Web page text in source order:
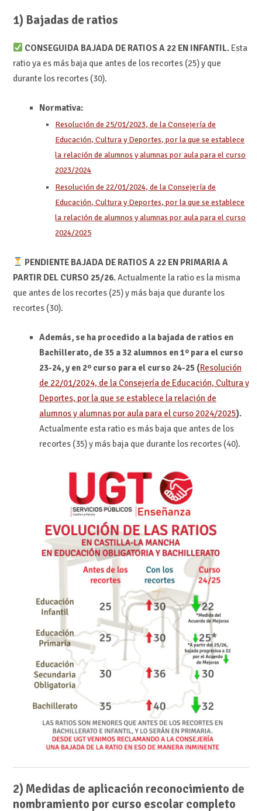
1) Bajadas de ratios
CONSEGUIDA BAJADA DE RATIOS A 22 EN INFANTIL. Esta
ratio ya es más baja que antes de los recortes (25) y que
durante los recortes (30).
Normativa:
Resolución de 25/01/2023, de la Consejería de
Educación, Cultura y Deportes, por la que se establece
la relación de alumnos y alumnas por aula para el curso
2023/2024
Resolución de 22/01/2024, de la Consejería de
Educación, Cultura y Deportes, por la que se establece
la relación de alumnos y alumnas por aula para el curso
2024/2025
PENDIENTE BAJADA DE RATIOS A 22 EN PRIMARIA A
PARTIR DEL CURSO 25/26.Actualmente la ratio es la misma
que antes de los recortes (25) y más baja que durante los
recortes (30).
Además, se ha procedido a la bajada de ratios en
Bachillerato, de 35 a 32 alumnos en 1º para el curso
23-24, y en 2º curso para el curso 24-25 (Resolución
de 22/01/2024, de la Consejería de Educación, Cultura y
Deportes, por la que se establece la relación de
alumnos y alumnas por aula para el curso 2024/2025).
Actualmente esta ratio es más baja que antes de los
recortes (35) y más baja que durante los recortes (40).
2) Medidas de aplicación reconocimiento de
nombramiento por curso escolar completo